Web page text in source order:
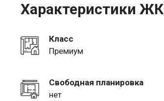
Характеристики ЖК
Класс
Премиум
Свободная планировка
нет